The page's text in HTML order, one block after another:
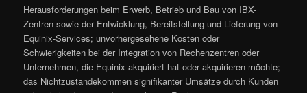
Herausforderungen beim Erwerb, Betrieb und Bau von IBX-
Zentren sowie der Entwicklung, Bereitstellung und Lieferung von
Equinix-Services; unvorhergesehene Kosten oder
Schwierigkeiten bei der Integration von Rechenzentren oder
Unternehmen, die Equinix akquiriert hat oder akquirieren möchte;
das Nichtzustandekommen signifikanter Umsätze durch Kunden